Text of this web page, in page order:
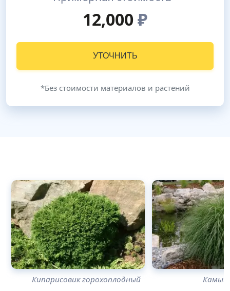
12,000₽
УТОЧНИТЬ
*Без стоимости материалов и растений
Кипарисовик горохоплодный